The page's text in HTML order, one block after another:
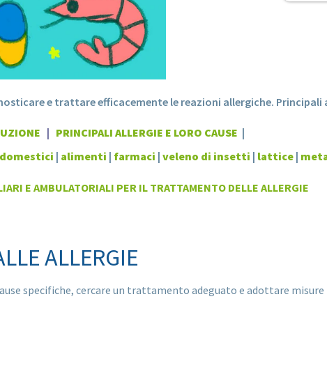
e trattare efficacemente le reazioni allergiche. Principali
| PRINCIPALI ALLERGIE E LORO CAUSE |
| alimenti | farmaci | veleno di insetti | lattice|
E AMBULATORIALI PER IL TRATTAMENTO DELLE ALLERGIE
ALLERGIE
specifiche, cercare un trattamento adeguato e adottare misure